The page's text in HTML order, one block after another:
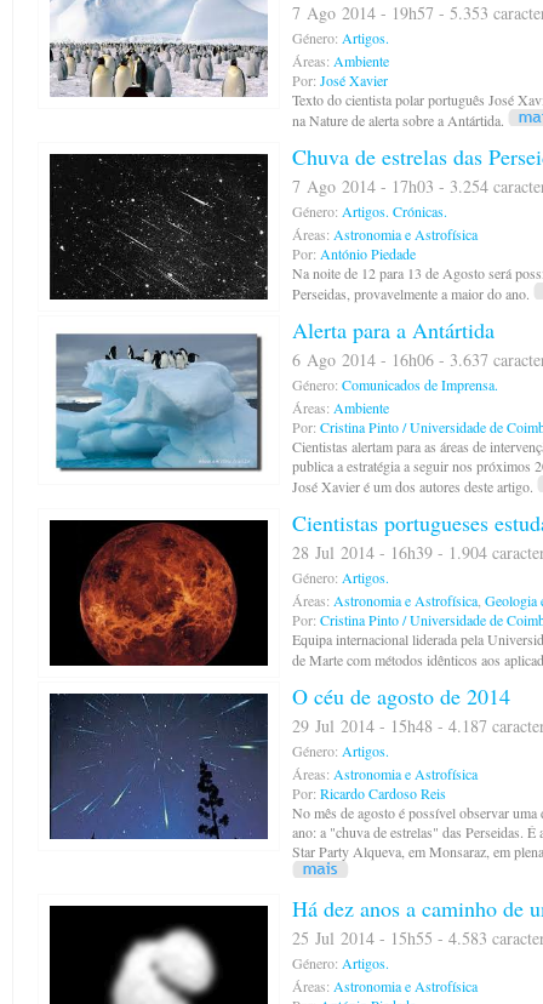
7 Ago 2014 - 19h57 - 5.353
Género: Artigos.
Áreas: Ambiente
Por: José Xavier
Texto do cientista polar português José
na Nature de alerta sobre a Antártida.
Chuva de estrelas das
7 Ago 2014 - 17h03 - 3.254
Género: Artigos. Crónicas.
Áreas: Astronomia e Astrofísica
Por: António Piedade
Na noite de 12 para 13 de Agosto será
Perseidas, provavelmente a maior do ano.
Alerta para a Antártida
6 Ago 2014 - 16h06 - 3.637
Género: Comunicados de Imprensa.
Áreas: Ambiente
Por: Cristina Pinto / Universidade de
Cientistas alertam para as áreas de
publica a estratégia a seguir nos próximos
José Xavier é um dos autores deste artigo.
Cientistas portugueses
28 Jul 2014 - 16h39 - 1.904
Género: Artigos.
Áreas: Astronomia e Astrofísica Geologia
Por: Cristina Pinto / Universidade de
Equipa internacional liderada pela
de Marte com métodos idênticos aos
O céu de agosto de 2014
29 Jul 2014 - 15h48 - 4.187
Género: Artigos.
Áreas: Astronomia e Astrofísica
Por: Ricardo Cardoso Reis
No mês de agosto é possível observar
ano: a "chuva de estrelas" das Perseidas. É
Star Party Alqueva, em Monsaraz, em
Há dez anos a caminho de
25 Jul 2014 - 15h55 - 4.583
Género: Artigos.
Áreas: Astronomia e Astrofísica